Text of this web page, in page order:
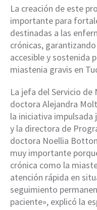
La creación de este
importante para
destinadas a las
crónicas,
accesible y sostenida
miastenia gravis en
La jefa del Servicio
doctora Alejandra
la iniciativa
y la directora de
doctora Noellia
muy importante
crónica como la
atención rápida en
seguimiento
paciente», explicó la